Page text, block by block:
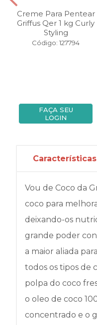
Creme Para Pentear
Griffus Qer 1 kg Curly
Styling
Código: 127794
FAÇA SEU
LOGIN
Características
Vou de Coco da
coco para
deixando-os
grande poder
a maior aliada
todos os tipos de
polpa do coco
o oleo de coco
concentrado e o